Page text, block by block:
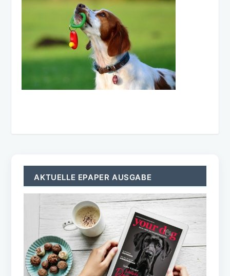
AKTUELLE EPAPER AUSGABE